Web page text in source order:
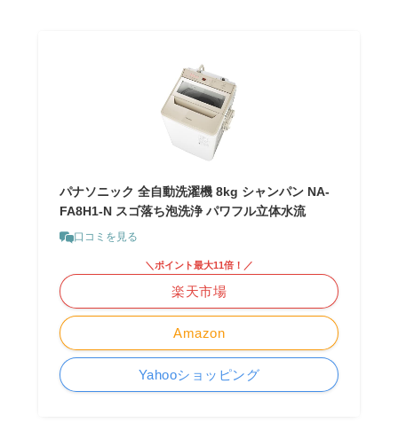
パナソニック 全自動洗濯機 8kg シャンパン NA-
FA8H1-N スゴ落ち泡洗浄 パワフル立体水流
口コミを見る
Amazon
＼ポイント最大11倍！／
楽天市場
Yahooショッピング